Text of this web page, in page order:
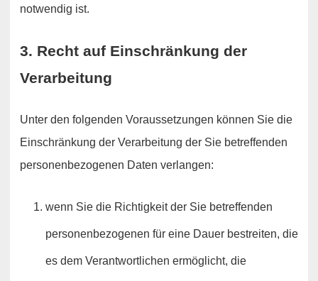
notwendig ist.
3. Recht auf Einschränkung der
Verarbeitung
Unter den folgenden Voraussetzungen können Sie die
Einschränkung der Verarbeitung der Sie betreffenden
personenbezogenen Daten verlangen:
wenn Sie die Richtigkeit der Sie betreffenden
personenbezogenen für eine Dauer bestreiten, die
es dem Verantwortlichen ermöglicht, die